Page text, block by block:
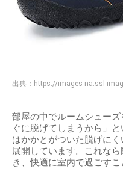
出典： https://images-na.ssl-
部屋の中でルームシュー
ぐに脱げてしまうから」
はかかとがついた脱げに
展開しています。これな
き、快適に室内で過ごすこ